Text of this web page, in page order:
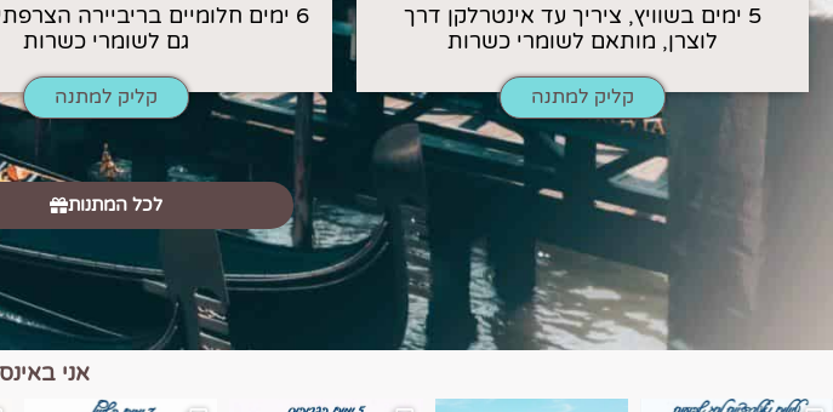
5 ימים בשוויץ, ציריך עד אינטרלקן דרך
לוצרן, מותאם לשומרי כשרות
קליק למתנה
6 ימים חלומיים בריביירה
גם לשומרי כשרות
קליק למתנה
לכל המתנות
אני
השמים הם הגבול 💙🩵 טיול בין כפרים, יין ונופים בחבל אלזס צרפת
יש רגע כזה בחופשה שבו הכל
יש